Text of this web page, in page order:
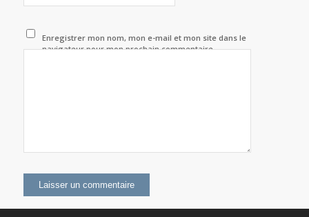
Enregistrer mon nom, mon e-mail et mon site dans le
navigateur pour mon prochain commentaire.